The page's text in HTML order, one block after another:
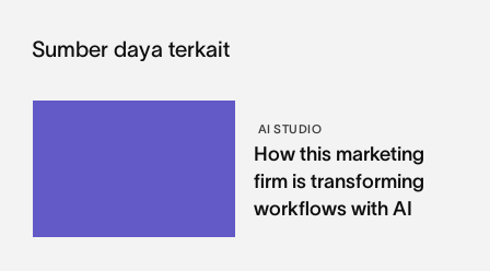
Sumber daya terkait
AI STUDIO
How this marketing
firm is transforming
workflows with AI